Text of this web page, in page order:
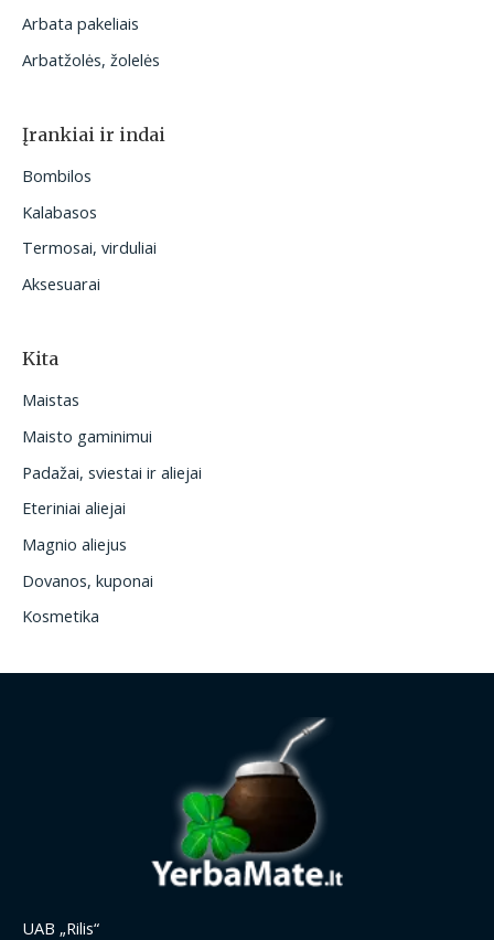
Arbata pakeliais
Arbatžolės, žolelės
Įrankiai ir indai
Bombilos
Kalabasos
Termosai, virduliai
Aksesuarai
Kita
Maistas
Maisto gaminimui
Padažai, sviestai ir aliejai
Eteriniai aliejai
Magnio aliejus
Dovanos, kuponai
Kosmetika
UAB „Rilis“